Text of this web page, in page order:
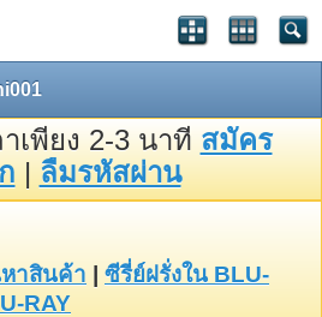
เพียง 2-3 นาที สมัคร
| ลืมรหัสผ่าน
าสินค้า
ซีรี่ย์ฝรั่งใน BLU-
RAY